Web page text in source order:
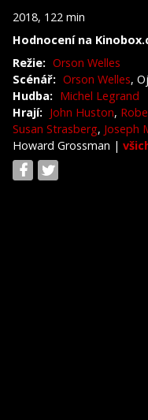
2018, 122 min
Hodnocení na
Režie: Orson Welles
Scénář: Orson Welles,
Hudba: Michel Legrand
Hrají: John Huston,
Susan Strasberg, Joseph
Howard Grossman |